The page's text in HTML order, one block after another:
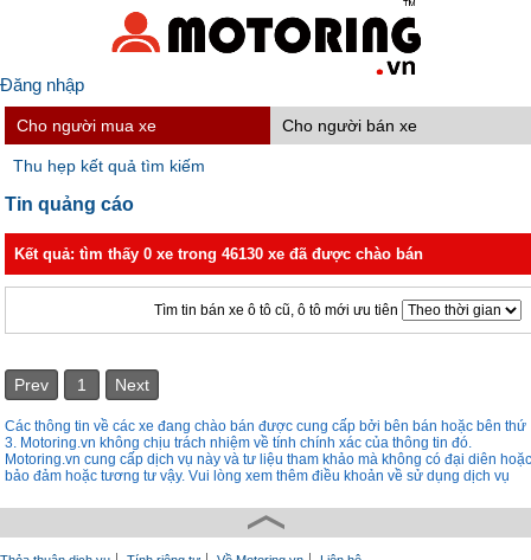
Đăng nhập
Cho người mua xe Cho người bán xe
Thu hẹp kết quả tìm kiếm
Tin quảng cáo
Kết quả: tìm thấy 0 xe trong 46130 xe đã được chào bán
Tìm tin bán xe ô tô cũ, ô tô mới ưu tiên
Prev 1 Next
Các thông tin về các xe đang chào bán được cung cấp bởi bên bán hoặc bên thứ
3. Motoring.vn không chịu trách nhiệm về tính chính xác của thông tin đó.
Motoring.vn cung cấp dịch vụ này và tư liệu tham khảo mà không có đại diên hoặc
bảo đảm hoặc tương tư vậy. Vui lòng xem thêm điều khoản về sử dụng dịch vụ